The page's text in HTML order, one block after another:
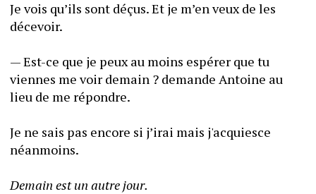
Je vois qu’ils sont déçus. Et je m’en veux de les
décevoir.
— Est-ce que je peux au moins espérer que tu
viennes me voir demain ? demande Antoine au
lieu de me répondre.
Je ne sais pas encore si j’irai mais j'acquiesce
néanmoins.
Demain est un autre jour.